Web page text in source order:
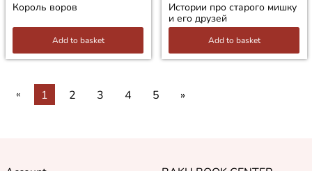
Король воров
Add to basket
Истории про старого мишку
и его друзей
Add to basket
« 1 2 3 4 5 »